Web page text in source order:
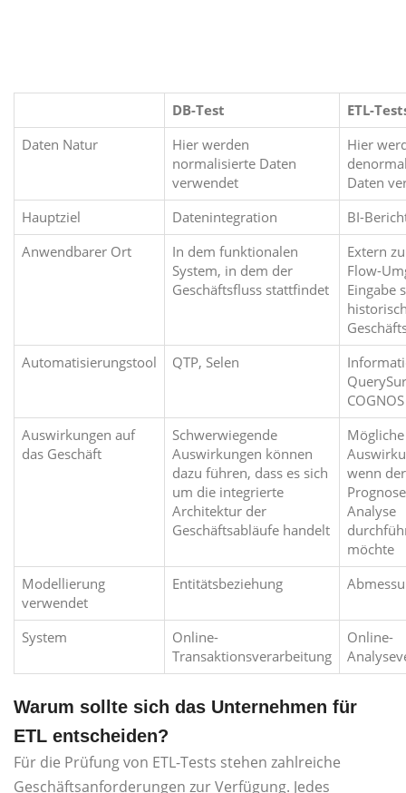
DB-Test
ETL-
Daten Natur
Hier werden
normalisierte Daten
verwendet
Hier
Daten
Hauptziel
Datenintegration
BI-
Anwendbarer Ort
In dem funktionalen
System, in dem der
Geschäftsfluss stattfindet
Extern
Flow-
Eingabe
Automatisierungstool
QTP, Selen
COGNOS
Auswirkungen auf
das Geschäft
Schwerwiegende
Auswirkungen können
dazu führen, dass es sich
um die integrierte
Architektur der
Geschäftsabläufe handelt
Mögliche
wenn
Analyse
möchte
Modellierung
verwendet
Entitätsbeziehung
System
Online-
Transaktionsverarbeitung
Online-
Warum sollte sich das Unternehmen für
ETL entscheiden?
Für die Prüfung von ETL-Tests stehen zahlreiche
Geschäftsanforderungen zur Verfügung. Jedes